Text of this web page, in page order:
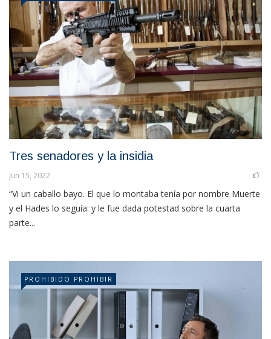
Tres senadores y la insidia
Jun 15, 2022
“Vi un caballo bayo. El que lo montaba tenía por nombre Muerte
y el Hades lo seguía: y le fue dada potestad sobre la cuarta
parte...
PROHIBIDO PROHIBIR